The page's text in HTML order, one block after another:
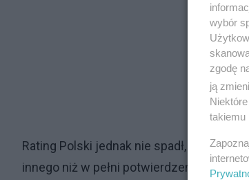
Rating Polski jednak nie spadł, co
innego niż w pełni potwierdzenie
wybór
zgodę
ją
takiemu